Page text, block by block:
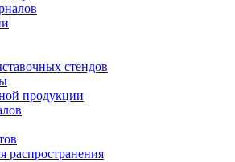
стендов
продукции
распространения